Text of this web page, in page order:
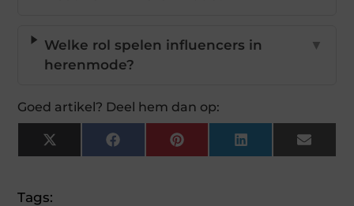
Welke rol spelen influencers in
herenmode?
▼
Goed artikel? Deel hem dan op:
X
(Twitter)
FacebookPinterestLinkedInEmail
Tags: